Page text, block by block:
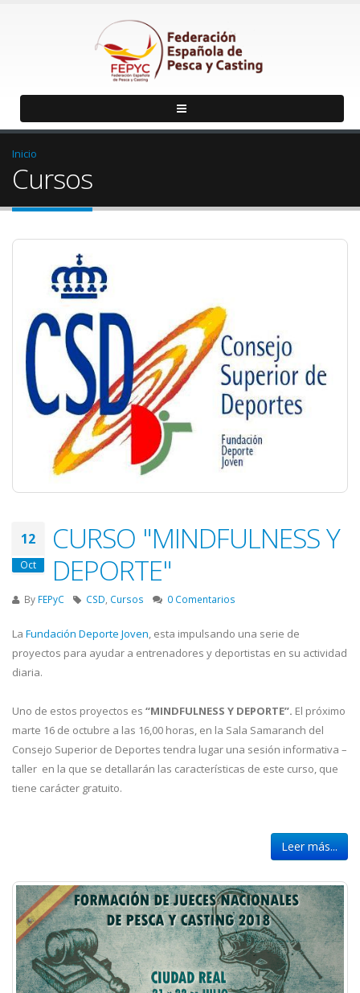
Inicio
Cursos
12
Oct
CURSO "MINDFULNESS Y
DEPORTE"
By FEPyC CSD Cursos 0 Comentarios
La Fundación Deporte Joven, esta impulsando una serie de
proyectos para ayudar a entrenadores y deportistas en su actividad
diaria.
Uno de estos proyectos es “MINDFULNESS Y DEPORTE”. El próximo
marte 16 de octubre a las 16,00 horas, en la Sala Samaranch del
Consejo Superior de Deportes tendra lugar una sesión informativa –
taller en la que se detallarán las características de este curso, que
tiene carácter gratuito.
Leer más...